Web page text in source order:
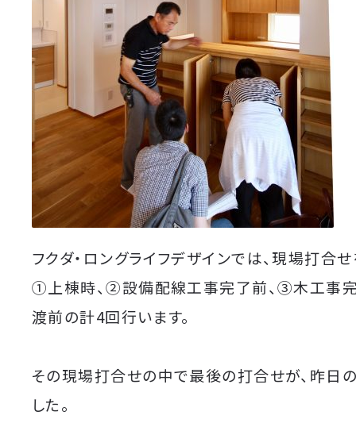
フクダ・ロングライフデザインでは、現場打合
①上棟時、②設備配線工事完了前、③木工事
渡前の計4回行います。
その現場打合せの中で最後の打合せが、昨日
した。